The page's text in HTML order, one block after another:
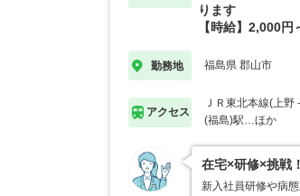
ります
【時給】2,000円
勤務地 福島県 郡山市
アクセス
ＪＲ東北本線(上
(福島)駅…ほか
在宅×研修×挑戦
新入社員研修や病